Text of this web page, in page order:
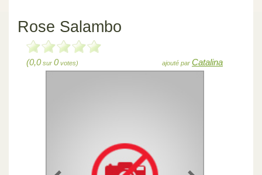
Rose Salambo
(0,0sur 0votes) ajouté par Catalina